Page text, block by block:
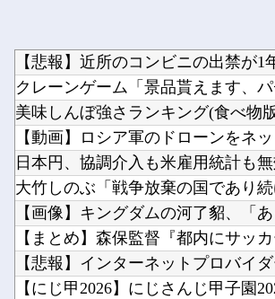
【悲報】近所のコンビニの出禁が
クレーンゲーム「景品貰えます、
美味しんぼ強さランキング(食べ物
【動画】ロシア軍のドローンをネ
日本円、協調介入も米雇用統計も
大竹しのぶ「戦争放棄の国であり
【画像】キングダムの河了貂、「
【まとめ】森保監督『都内にサッ
【悲報】インターネットプロバイ
【にじ甲2026】にじさんじ甲子園